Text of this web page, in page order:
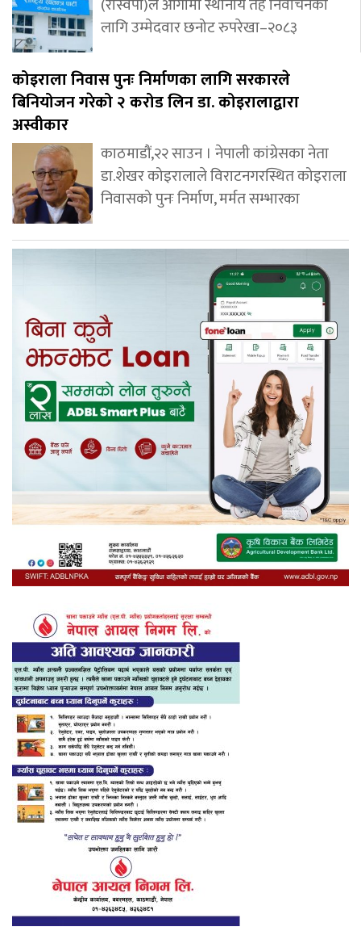
(रास्वपा)ले आगामी स्थानीय तह निर्वाचनका
लागि उम्मेदवार छनोट रुपरेखा–२०८३
कोइराला निवास पुनः निर्माणका लागि सरकारले
बिनियोजन गरेको २ करोड लिन डा. कोइरालाद्वारा
अस्वीकार
काठमाडौं,२२ साउन । नेपाली कांग्रेसका नेता
डा.शेखर कोइरालाले विराटनगरस्थित कोइराला
निवासको पुनः निर्माण, मर्मत सम्भारका